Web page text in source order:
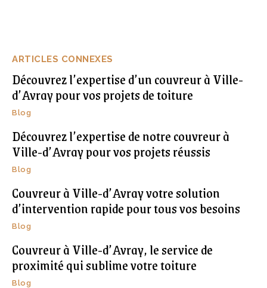
ARTICLES CONNEXES
Découvrez l’expertise d’un couvreur à Ville-
d’Avray pour vos projets de toiture
Blog
Découvrez l’expertise de notre couvreur à
Ville-d’Avray pour vos projets réussis
Blog
Couvreur à Ville-d’Avray votre solution
d’intervention rapide pour tous vos besoins
Blog
Couvreur à Ville-d’Avray, le service de
proximité qui sublime votre toiture
Blog